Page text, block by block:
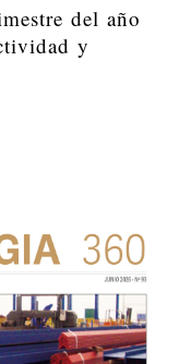
del año
y